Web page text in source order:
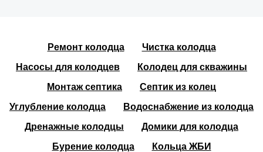
Ремонт колодца
Чистка колодца
Насосы для колодцев
Колодец для скважины
Монтаж септика
Септик из колец
Углубление колодца
Водоснабжение из колодца
Дренажные колодцы
Домики для колодца
Бурение колодца
Кольца ЖБИ